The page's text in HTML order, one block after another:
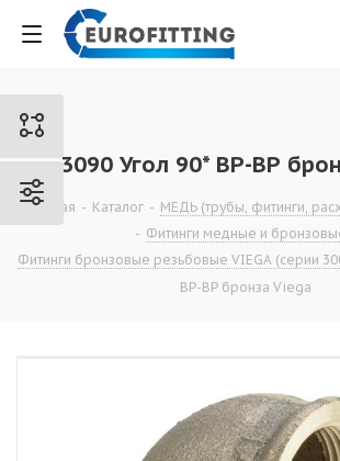
3090 Угол 90* ВР-ВР
Главная - Каталог - МЕДЬ (трубы, фитинги,
- Фитинги медные и
Фитинги бронзовые резьбовые VIEGA (серии
ВР-ВР бронза Viega